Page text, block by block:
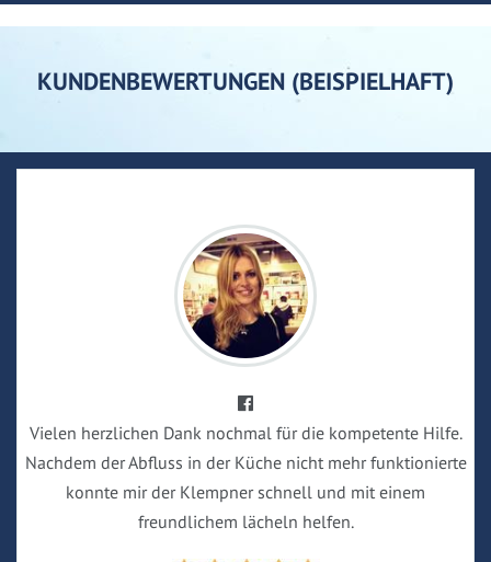
KUNDENBEWERTUNGEN (BEISPIELHAFT)
Vielen herzlichen Dank nochmal für die kompetente Hilfe.
Nachdem der Abfluss in der Küche nicht mehr funktionierte
konnte mir der Klempner schnell und mit einem
freundlichem lächeln helfen.